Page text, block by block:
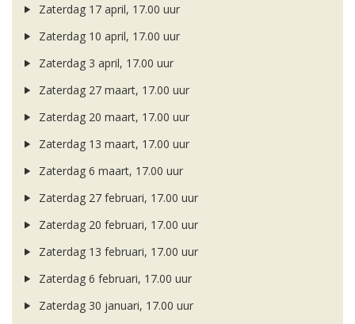
Zaterdag 17 april, 17.00 uur
Zaterdag 10 april, 17.00 uur
Zaterdag 3 april, 17.00 uur
Zaterdag 27 maart, 17.00 uur
Zaterdag 20 maart, 17.00 uur
Zaterdag 13 maart, 17.00 uur
Zaterdag 6 maart, 17.00 uur
Zaterdag 27 februari, 17.00 uur
Zaterdag 20 februari, 17.00 uur
Zaterdag 13 februari, 17.00 uur
Zaterdag 6 februari, 17.00 uur
Zaterdag 30 januari, 17.00 uur